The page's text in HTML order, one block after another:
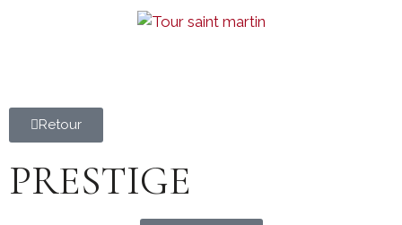
Retour
PRESTIGE